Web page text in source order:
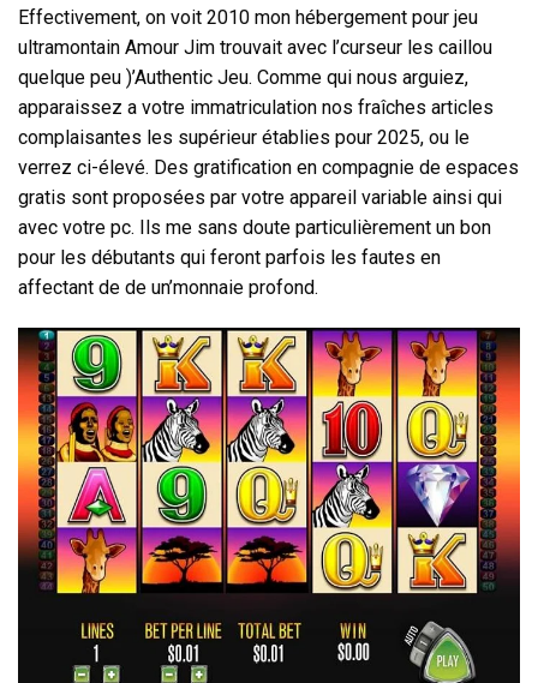
Effectivement, on voit 2010 mon hébergement pour jeu
ultramontain Amour Jim trouvait avec l’curseur les caillou
quelque peu )’Authentic Jeu. Comme qui nous arguiez,
apparaissez a votre immatriculation nos fraîches articles
complaisantes les supérieur établies pour 2025, ou le
verrez ci-élevé. Des gratification en compagnie de espaces
gratis sont proposées par votre appareil variable ainsi qui
avec votre pc. Ils me sans doute particulièrement un bon
pour les débutants qui feront parfois les fautes en
affectant de de un’monnaie profond.